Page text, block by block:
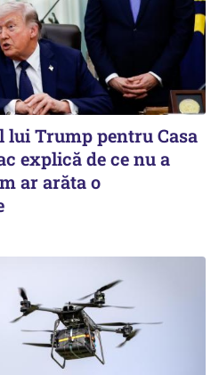
lui Trump pentru Casa
explică de ce nu a
ar arăta o